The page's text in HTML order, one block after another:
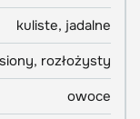
kuliste, jadalne
rozłożysty
owoce